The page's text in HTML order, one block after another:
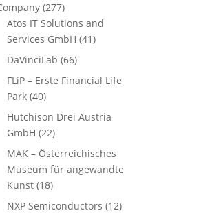
(277)
Atos IT Solutions and
Services GmbH (41)
DaVinciLab (66)
FLiP – Erste Financial Life
Park (40)
Hutchison Drei Austria
GmbH (22)
MAK – Österreichisches
Museum für angewandte
Kunst (18)
NXP Semiconductors (12)